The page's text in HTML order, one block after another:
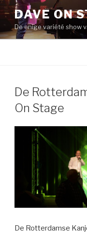
Naar
de
inhoud
springen
DAVE ON
De enige variété show
De
On Stage
De Rotterdamse